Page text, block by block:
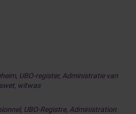
UBO-register, Administratie van
witwas
UBO-Registre, Administration